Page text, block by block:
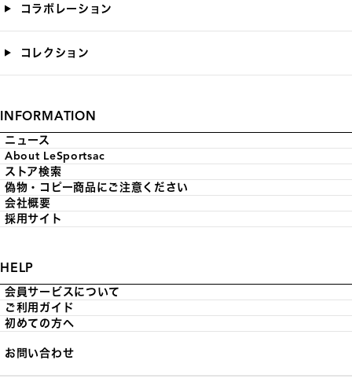
コラボレーション
コレクション
INFORMATION
ニュース
About LeSportsac
ストア検索
偽物・コピー商品にご注意ください
会社概要
採用サイト
HELP
会員サービスについて
ご利用ガイド
初めての方へ
お問い合わせ